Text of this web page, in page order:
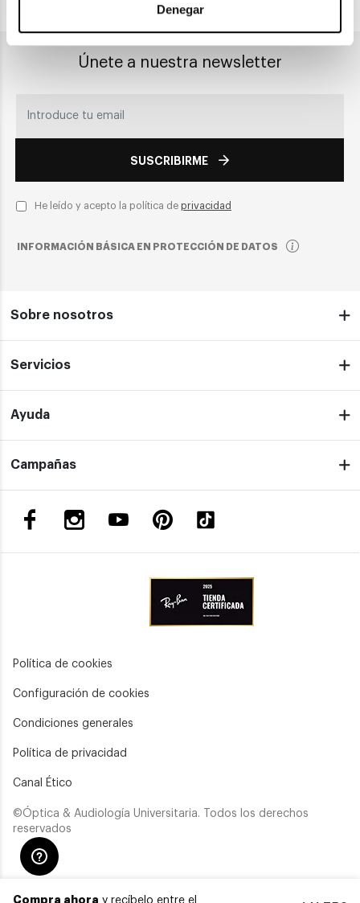
Denegar
Compra ahora y recíbelo entre el
PAGO SEGURO
Únete a nuestra newsletter
SUSCRIBIRME
He leído y acepto la política de privacidad
INFORMACIÓN BÁSICA EN PROTECCIÓN DE DATOS
Sobre nosotros
Servicios
Ayuda
Campañas
Política de cookies
Configuración de cookies
Condiciones generales
Política de privacidad
Canal Ético
©Óptica & Audiología Universitaria. Todos los derechos
reservados